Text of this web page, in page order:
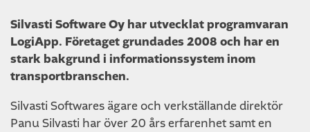
Silvasti Software Oy har utvecklat programvaran
LogiApp. Företaget grundades 2008 och har en
stark bakgrund i informationssystem inom
transportbranschen.
Silvasti Softwares ägare och verkställande direktör
Panu Silvasti har över 20 års erfarenhet samt en